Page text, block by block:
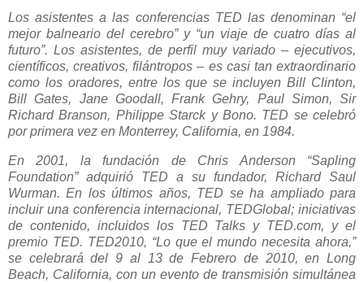
Los asistentes a las conferencias TED las denominan “el
mejor balneario del cerebro” y “un viaje de cuatro días al
futuro”. Los asistentes, de perfil muy variado – ejecutivos,
científicos, creativos, filántropos – es casi tan extraordinario
como los oradores, entre los que se incluyen Bill Clinton,
Bill Gates, Jane Goodall, Frank Gehry, Paul Simon, Sir
Richard Branson, Philippe Starck y Bono. TED se celebró
por primera vez en Monterrey, California, en 1984.
En 2001, la fundación de Chris Anderson “Sapling
Foundation” adquirió TED a su fundador, Richard Saul
Wurman. En los últimos años, TED se ha ampliado para
incluir una conferencia internacional, TEDGlobal; iniciativas
de contenido, incluidos los TED Talks y TED.com, y el
premio TED. TED2010, “Lo que el mundo necesita ahora,”
se celebrará del 9 al 13 de Febrero de 2010, en Long
Beach, California, con un evento de transmisión simultánea